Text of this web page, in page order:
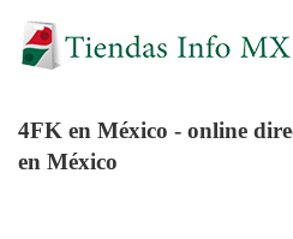
4FK en México - online
en México